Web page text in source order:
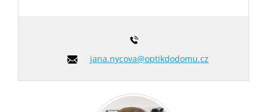
jana.nycova@optikdodomu.cz